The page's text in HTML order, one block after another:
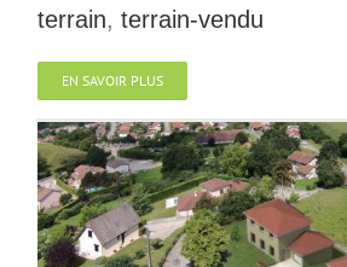
terrain, terrain-vendu
EN SAVOIR PLUS